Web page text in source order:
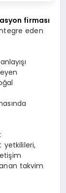
firması
eden
yetkilileri,
takvim